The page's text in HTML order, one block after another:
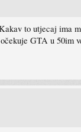
to utjecaj ima
GTA u 50im